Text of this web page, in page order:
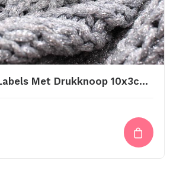
Hert Big Labels Met Drukknoop 10x3cm Naturel